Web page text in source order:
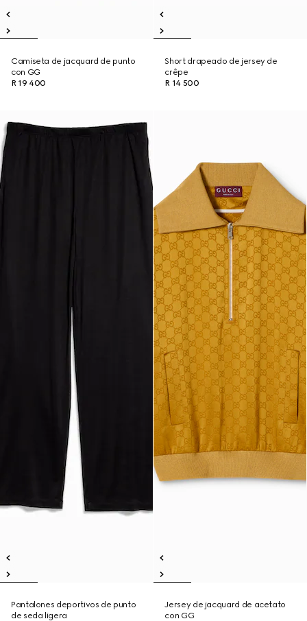
Camiseta de jacquard de punto
con GG
R 19 400
Short drapeado de jersey de
crêpe
R 14 500
Pantalones deportivos de punto
de seda ligera
Jersey de jacquard de acetato
con GG